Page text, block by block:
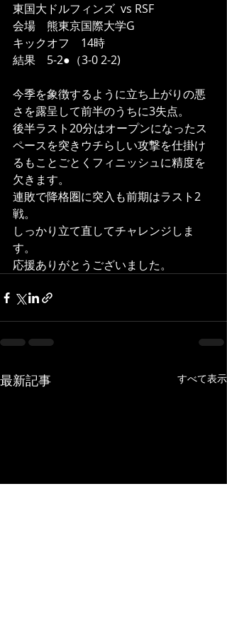
東国大ドルフィンズ  vs RSF
会場　熊東京国際大学G
キックオフ　14時
結果　5-2●（3-0 2-2)
今季を象徴するように立ち上がりの悪
さを露呈して前半のうちに3失点。
後半ラスト20分はオープンになったス
ペースを突きウチらしい攻撃を仕掛け
るもことごとくフィニッシュに精度を
欠きます。
連敗で降格圏に突入も前期はラスト2
戦。
しっかり立て直してチャレンジしま
す。
応援ありがとうございました。
最新記事 すべて表示